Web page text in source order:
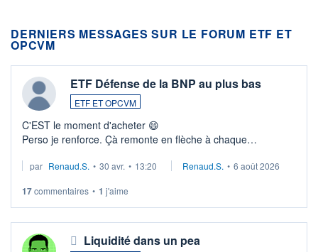
DERNIERS MESSAGES SUR LE FORUM ETF ET
OPCVM
ETF Défense de la BNP au plus bas
ETF ET OPCVM
C'EST le moment d'acheter 😄​
Perso je renforce. Çà remonte en flèche à chaque
Investissement long terme tip top pour sa retraite.
par Renaud.S. • 30 avr. • 13:20 Renaud.S. • 6 août 2026
17commentaires • 1 j'aime
Liquidité dans un pea